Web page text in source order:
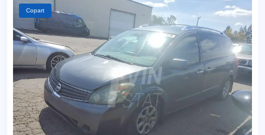
Copart